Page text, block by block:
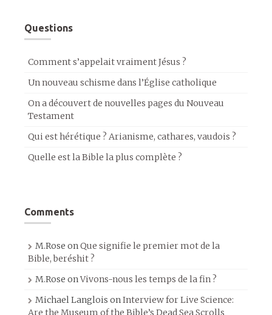
Questions
Comment s’appelait vraiment Jésus ?
Un nouveau schisme dans l’Église catholique
On a découvert de nouvelles pages du Nouveau
Testament
Qui est hérétique ? Arianisme, cathares, vaudois ?
Quelle est la Bible la plus complète ?
Comments
M.Rose onQue signifie le premier mot de la
Bible, beréshit ?
M.Rose onVivons-nous les temps de la fin ?
Michael Langlois onInterview for Live Science:
Are the Museum of the Bible’s Dead Sea Scrolls